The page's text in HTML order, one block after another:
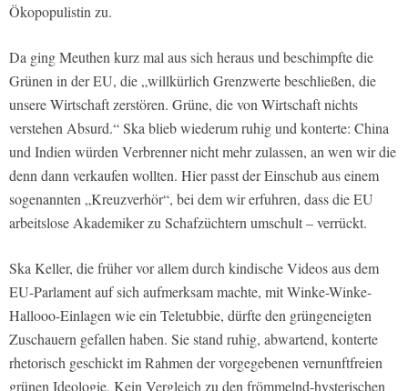
Ökopopulistin zu.
Da ging Meuthen kurz mal aus sich heraus und beschimpfte die
Grünen in der EU, die „willkürlich Grenzwerte beschließen, die
unsere Wirtschaft zerstören. Grüne, die von Wirtschaft nichts
verstehen Absurd.“ Ska blieb wiederum ruhig und konterte: China
und Indien würden Verbrenner nicht mehr zulassen, an wen wir die
denn dann verkaufen wollten. Hier passt der Einschub aus einem
sogenannten „Kreuzverhör“, bei dem wir erfuhren, dass die EU
arbeitslose Akademiker zu Schafzüchtern umschult – verrückt.
Ska Keller, die früher vor allem durch kindische Videos aus dem
EU-Parlament auf sich aufmerksam machte, mit Winke-Winke-
Hallooo-Einlagen wie ein Teletubbie, dürfte den grüngeneigten
Zuschauern gefallen haben. Sie stand ruhig, abwartend, konterte
rhetorisch geschickt im Rahmen der vorgegebenen vernunftfreien
grünen Ideologie. Kein Vergleich zu den frömmelnd-hysterischen